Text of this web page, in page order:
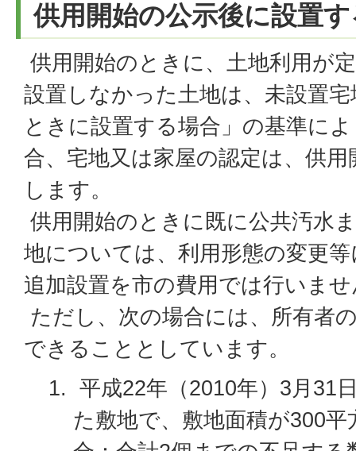
供用開始の公示後に設置
供用開始のときに、土地利用が
設置しなかった土地は、未設置
ときに設置する場合」の基準に
合、宅地又は家屋の認定は、供
します。
供用開始のときに既に公共汚水
地については、利用形態の変更
追加設置を市の費用では行いま
ただし、次の場合には、所有者
できることとしています。
平成22年（2010年）3月31
た敷地で、敷地面積が300